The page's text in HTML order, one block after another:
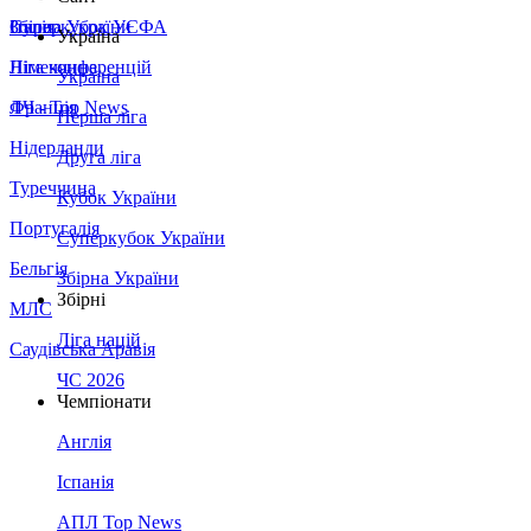
Збірна України
Італія
Німеччина
Франція
Нідерланди
Туреччина
Португалія
Бельгія
МЛС
Саудівська Аравія
Суперкубок УЄФА
Ліга конференцій
ЛЧ - Top News
Україна
Україна
Перша ліга
Друга ліга
Кубок України
Суперкубок України
Збірна України
Збірні
Ліга націй
ЧС 2026
Чемпіонати
Англія
Іспанія
АПЛ Top News